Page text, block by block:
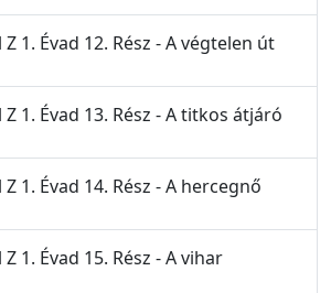
1. Évad 12. Rész - A végtelen út
1. Évad 13. Rész - A titkos átjáró
1. Évad 14. Rész - A hercegnő
1. Évad 15. Rész - A vihar